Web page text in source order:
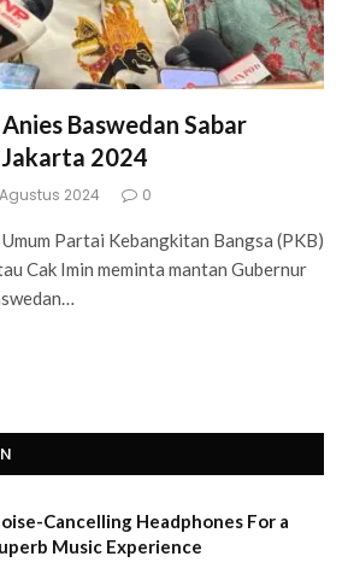
Baswedan Sabar
2024
2024 0
Umum Partai Kebangkitan Bangsa (PKB)
Cak Imin meminta mantan Gubernur
Cancelling Headphones For a
Music Experience